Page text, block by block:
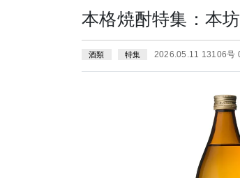
本格焼酎特集：本
酒類 特集 2026.05.11 13106号